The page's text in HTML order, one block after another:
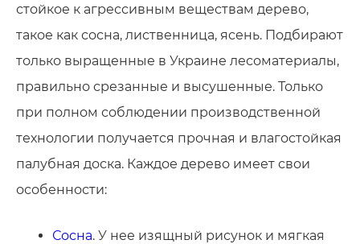
стойкое к агрессивным веществам дерево,
такое как сосна, лиственница, ясень. Подбирают
только выращенные в Украине лесоматериалы,
правильно срезанные и высушенные. Только
при полном соблюдении производственной
технологии получается прочная и влагостойкая
палубная доска. Каждое дерево имеет свои
особенности:
Сосна. У нее изящный рисунок и мягкая